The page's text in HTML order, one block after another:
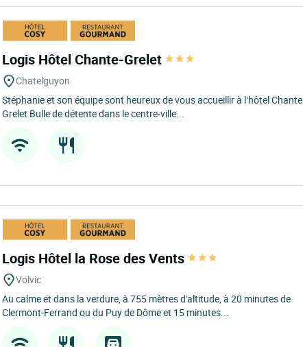
Logis Hôtel Chante-Grelet
Chatelguyon
Stéphanie et son équipe sont heureux de vous accueillir à l’hôtel Chante
Grelet Bulle de détente dans le centre-ville...
Logis Hôtel la Rose des Vents
Volvic
Au calme et dans la verdure, à 755 mètres d'altitude, à 20 minutes de
Clermont-Ferrand ou du Puy de Dôme et 15 minutes...